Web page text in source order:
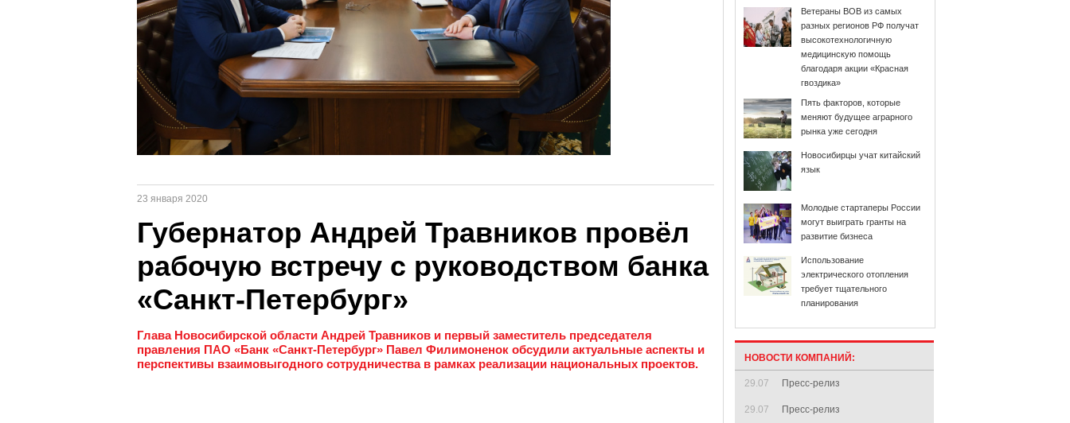
23 января 2020
Губернатор Андрей Травников провёл
рабочую встречу с руководством банка
«Санкт-Петербург»
Глава Новосибирской области Андрей Травников и первый заместитель председателя
правления ПАО «Банк «Санкт-Петербург» Павел Филимоненок обсудили актуальные аспекты и
перспективы взаимовыгодного сотрудничества в рамках реализации национальных проектов.
Ветераны ВОВ из самых
разных регионов РФ получат
высокотехнологичную
медицинскую помощь
благодаря акции «Красная
гвоздика»
Пять факторов, которые
меняют будущее аграрного
рынка уже сегодня
Новосибирцы учат китайский
язык
Молодые стартаперы России
могут выиграть гранты на
развитие бизнеса
Использование
электрического отопления
требует тщательного
планирования
НОВОСТИ КОМПАНИЙ:
29.07 Пресс-релиз
29.07 Пресс-релиз